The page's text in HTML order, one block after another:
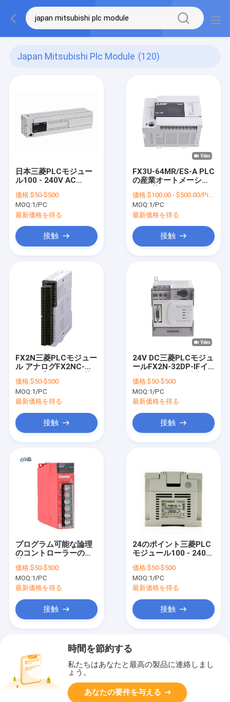
Japan Mitsubishi Plc Module (120)
日本三菱PLCモジュー
ル100 - 240V AC
価格:$50-$500
MOQ:1/PC
最新価格を得る
接触
FX3U-64MR/ES-A PLC
の産業オートメーショ
のリレー出力
価格:$100.00 - $500.00/Pieces
MOQ:1/PC
最新価格を得る
接触
FX2N三菱PLCモジュー
ル アナログFX2NC-
な論理のコントローラ
ー
価格:$50-$500
MOQ:1/PC
最新価格を得る
接触
24V DC三菱PLCモジュ
ールFX2N-32DP-IFイ
MELSEC-Fシリーズ
価格:$50-$500
MOQ:1/PC
最新価格を得る
接触
プログラム可能な論理
のコントローラーの三
Q61SP
価格:$50-$500
MOQ:1/PC
最新価格を得る
接触
24のポイント三菱PLC
モジュール100 - 240V
価格:$50-$500
MOQ:1/PC
最新価格を得る
接触
時間を節約する
私たちはあなたと最高の製品に連絡しまし
ょう。
あなたの要件を与える